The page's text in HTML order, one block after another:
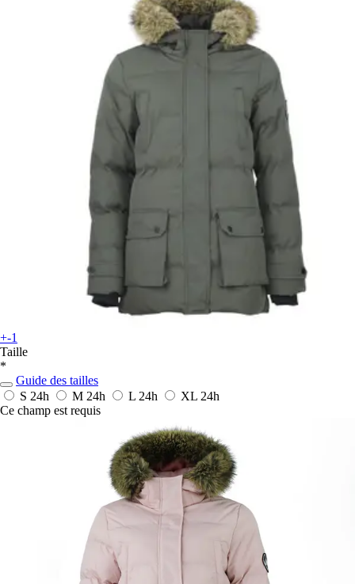
+-1
Taille
*
Guide des tailles
S 24h M 24h L 24h XL 24h
Ce champ est requis